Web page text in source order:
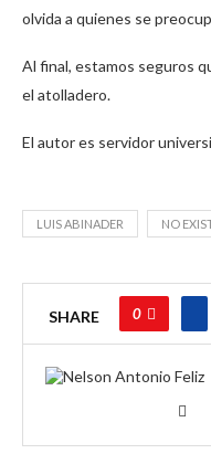
olvida a quienes se
Al final, estamos seguros
el atolladero.
El autor es servidor
LUIS ABINADER NO
SHARE 0